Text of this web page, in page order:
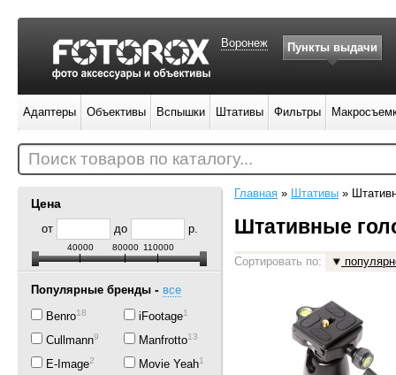
Цена
от до р.
40000 80000 110000
Популярные бренды - все
Benro18
Cullmann9
E-Image2
iFootage1
Manfrotto13
Movie Yeah1
Главная » Штативы »
Штативные
Сортировать по:
Воронеж Пункты выдачи
Адаптеры Объективы Вспышки Штативы Фильтры
Поиск товаров по каталогу...